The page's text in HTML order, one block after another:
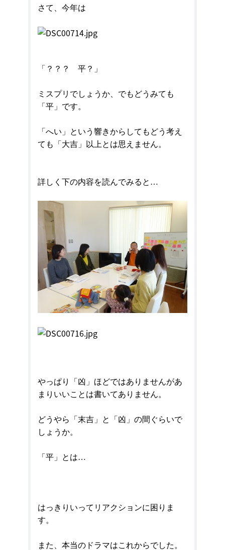
さて、今年は
「？？？ 平？」
ミスプリでしょうか、でもどうみても
「平」です。
「へい」という響きからしてもどう考え
ても「大吉」以上とは思えません。
詳しく下の内容を読んでみると…
やっぱり「凶」ほどではありませんがあ
まりいいことは書いてありません。
どうやら「末吉」と「凶」の間ぐらいで
しょうか。
「平」とは…
はっきりいってリアクションに困りま
す。
また、本当のドラマはこれからでした。